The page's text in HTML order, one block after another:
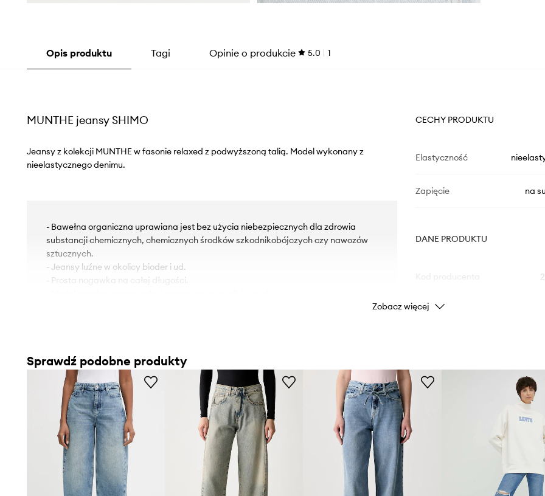
Opis produktu Tagi Opinie o produkcie 5.0 1
MUNTHE jeansy SHIMO
Jeansy z kolekcji MUNTHE w fasonie relaxed z podwyższoną talią. Model wykonany z
nieelastycznego denimu.
- Bawełna organiczna uprawiana jest bez użycia niebezpiecznych dla zdrowia
substancji chemicznych, chemicznych środków szkodnikobójczych czy nawozów
sztucznych.
- Jeansy luźne w okolicy bioder i ud.
- Prosta nogawka na całej długości.
- Wysokość stanu: 34 cm.
- Szerokość nogawki na dole: 22 cm.
- Szerokość nogawki: 32,5 cm.
- Długość zewnętrzna nogawki: 105,5 cm.
- Wymiary podane dla rozmiaru: 36.
CECHY PRODUKTU
Elastyczność
Zapięcie na
DANE PRODUKTU
Kolor
Producent
Zobacz więcej
Sprawdź podobne produkty